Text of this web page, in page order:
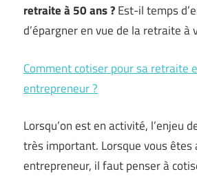
retraite à 50 ans ?Est-il temps
d’épargner en vue de la retraite à
Comment cotiser pour sa retraite
entrepreneur ?
Lorsqu’on est en activité, l’enjeu
très important. Lorsque vous êtes
entrepreneur, il faut penser à